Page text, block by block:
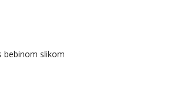
bebinom slikom